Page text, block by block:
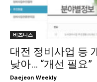
비즈니스
대전 정비사업 등
낮아… “개선 필요”
Daejeon Weekly